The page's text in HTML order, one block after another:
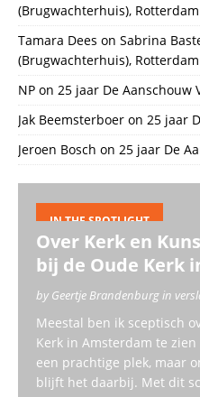
(Brugwachterhuis), Rotterdam
Tamara Dees on Sabrina
(Brugwachterhuis), Rotterdam
NP on 25 jaar De Aanschouw
Jak Beemsterboer on 25 jaar
Jeroen Bosch on 25 jaar De
IN THE SPOTLIGHT
Over Kerk en
bij de Oude Kerk
by Geertje Brandenburg in
Meestal ben ik sceptisch
Kerk in Amsterdam te
een prachtige plek, maar
blijft het daarbij. Met dit